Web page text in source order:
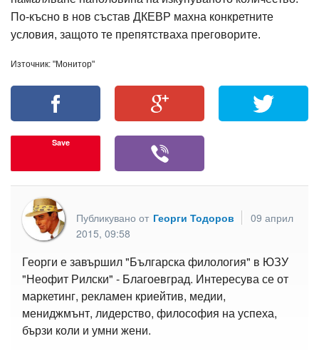
По-късно в нов състав ДКЕВР махна конкретните
условия, защото те препятстваха преговорите.
Източник: "Монитор"
Save
Публикувано от Георги Тодоров
09 април
2015, 09:58
Георги е завършил "Българска филология" в ЮЗУ
"Неофит Рилски" - Благоевград. Интересува се от
маркетинг, рекламен криейтив, медии,
мениджмънт, лидерство, философия на успеха,
бързи коли и умни жени.